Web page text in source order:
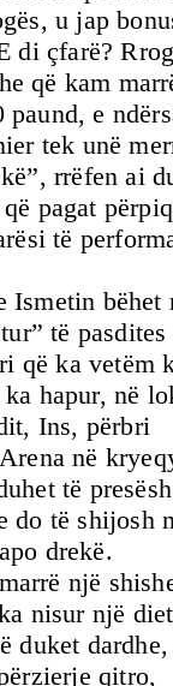
u jap
di çfarë?
që kam
paund, e
tek unë
rrëfen ai
pagat
të
Ismetin bëhet
të pasdites
që ka vetëm
hapur, në
Ins, përbri
në
të
do të shijosh
drekë.
një
nisur një
duket
qitro,